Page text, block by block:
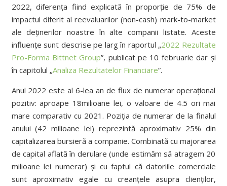
2022, diferența fiind explicată în proporție de 75% de
impactul diferit al reevaluarilor (non-cash) mark-to-market
ale deținerilor noastre în alte companii listate. Aceste
influențe sunt descrise pe larg în raportul „2022 Rezultate
Pro-Forma Bittnet Group”, publicat pe 10 februarie dar și
în capitolul „Analiza Rezultatelor Financiare”.
Anul 2022 este al 6-lea an de flux de numerar operațional
pozitiv: aproape 18milioane lei, o valoare de 4.5 ori mai
mare comparativ cu 2021. Poziția de numerar de la finalul
anului (42 milioane lei) reprezintă aproximativ 25% din
capitalizarea bursieră a companie. Combinată cu majorarea
de capital aflată în derulare (unde estimăm să atragem 20
milioane lei numerar) și cu faptul că datoriile comerciale
sunt aproximativ egale cu creanțele asupra clienților,